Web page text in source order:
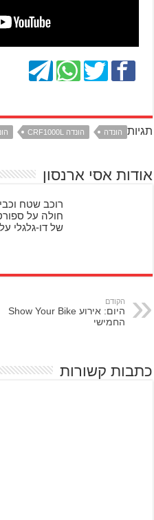
תגיות הונדה הונדה CRF1000L
אודות אסי ארנסון
רוכב שטח
חולה על
של דו-גלגלי על
הקודם
היום: אירוע Show Your Bike
החמישי
כתבות קשורות